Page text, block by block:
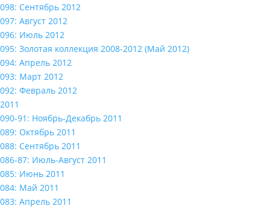
098: Сентябрь 2012
097: Август 2012
096: Июль 2012
095: Золотая коллекция 2008-2012 (Май 2012)
094: Апрель 2012
093: Март 2012
092: Февраль 2012
2011
090-91: Ноябрь-Декабрь 2011
089: Октябрь 2011
088: Сентябрь 2011
086-87: Июль-Август 2011
085: Июнь 2011
084: Май 2011
083: Апрель 2011